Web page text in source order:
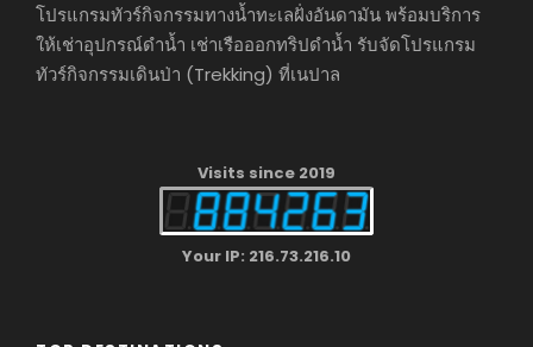
โปรแกรมทัวร์กิจกรรมทางน้ำทะเลฝั่งอันดามัน พร้อมบริการ
ให้เช่าอุปกรณ์ดำน้ำ เช่าเรือออกทริปดำน้ำ รับจัดโปรแกรม
ทัวร์กิจกรรมเดินป่า (Trekking) ที่เนปาล
Visits since 2019
Your IP: 216.73.216.10